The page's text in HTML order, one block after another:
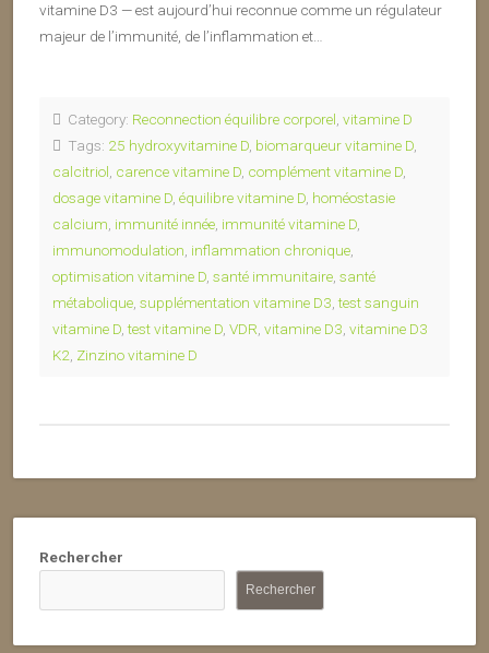
vitamine D3 — est aujourd’hui reconnue comme un régulateur
majeur de l’immunité, de l’inflammation et…
Category: Reconnection équilibre corporel vitamine D
Tags: 25 hydroxyvitamine D biomarqueur vitamine D
calcitriol carence vitamine D complément vitamine D
dosage vitamine D équilibre vitamine D homéostasie
calcium immunité innée immunité vitamine D
immunomodulation inflammation chronique
optimisation vitamine D santé immunitaire santé
métabolique supplémentation vitamine D3 ,test sanguin
vitamine D ,test vitamine D VDR vitamine D3 vitamine D3
K2 Zinzino vitamine D
Rechercher
Rechercher